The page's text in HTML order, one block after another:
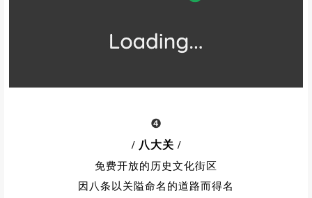
❹
/ 八大关 /
免费开放的历史文化街区
因八条以关隘命名的道路而得名